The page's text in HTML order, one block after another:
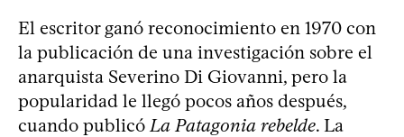
El escritor ganó reconocimiento en 1970 con
la publicación de una investigación sobre el
anarquista Severino Di Giovanni, pero la
popularidad le llegó pocos años después,
cuando publicóLa Patagonia rebelde. La